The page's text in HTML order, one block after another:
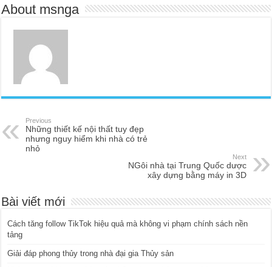
About msnga
Previous
Những thiết kế nội thất tuy đẹp
nhưng nguy hiểm khi nhà có trẻ
nhỏ
Next
NGôi nhà tại Trung Quốc dược
xây dựng bằng máy in 3D
Bài viết mới
Cách tăng follow TikTok hiệu quả mà không vi phạm chính sách nền
tảng
Giải đáp phong thủy trong nhà đại gia Thủy sản